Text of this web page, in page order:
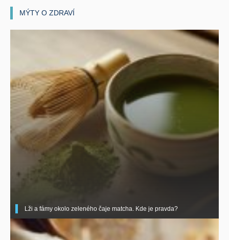
MÝTY O ZDRAVÍ
Lži a fámy okolo zeleného čaje matcha. Kde je pravda?